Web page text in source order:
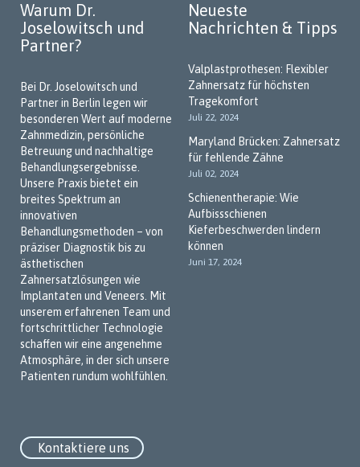
Warum Dr.
Joselowitsch und
Partner?
Bei Dr. Joselowitsch und
Partner in Berlin legen wir
besonderen Wert auf moderne
Zahnmedizin, persönliche
Betreuung und nachhaltige
Behandlungsergebnisse.
Unsere Praxis bietet ein
breites Spektrum an
innovativen
Behandlungsmethoden – von
präziser Diagnostik bis zu
ästhetischen
Zahnersatzlösungen wie
Implantaten und Veneers. Mit
unserem erfahrenen Team und
fortschrittlicher Technologie
schaffen wir eine angenehme
Atmosphäre, in der sich unsere
Patienten rundum wohlfühlen.
Kontaktiere uns
Neueste
Nachrichten & Tipps
Valplastprothesen: Flexibler
Zahnersatz für höchsten
Tragekomfort
Juli 22, 2024
Maryland Brücken: Zahnersatz
für fehlende Zähne
Juli 02, 2024
Schienentherapie: Wie
Aufbissschienen
Kieferbeschwerden lindern
können
Juni 17, 2024